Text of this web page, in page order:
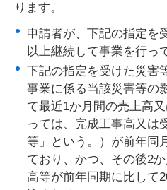
ります。
申請者が、下記の指定を
以上継続して事業を行っ
下記の指定を受けた災害
事業に係る当該災害等の
て最近1か月間の売上高
っては、完成工事高又は
等」という。）が前年同
ており、かつ、その後2
高等が前年同期に比して